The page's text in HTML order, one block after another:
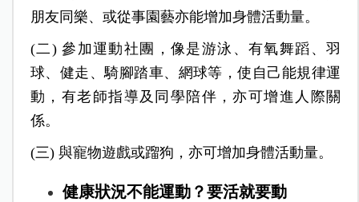
朋友同樂、或從事園藝亦能增加身體活動量。
(二) 參加運動社團，像是游泳、有氧舞蹈、羽
球、健走、騎腳踏車、網球等，使自己能規律運
動，有老師指導及同學陪伴，亦可增進人際關
係。
(三) 與寵物遊戲或蹓狗，亦可增加身體活動量。
健康狀況不能運動？要活就要動